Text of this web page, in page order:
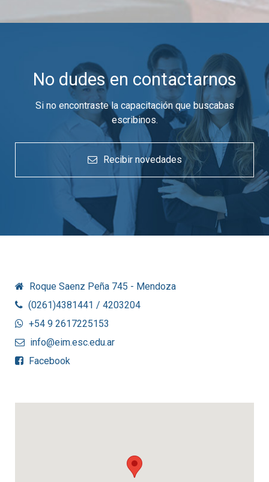
No dudes en contactarnos
Si no encontraste la capacitación que buscabas
escribinos.
Recibir novedades
Roque Saenz Peña 745 - Mendoza
(0261)4381441 / 4203204
+54 9 2617225153
info@eim.esc.edu.ar
Facebook